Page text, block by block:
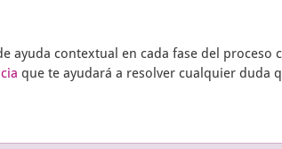
ayuda contextual en cada fase del proceso
que te ayudará a resolver cualquier duda